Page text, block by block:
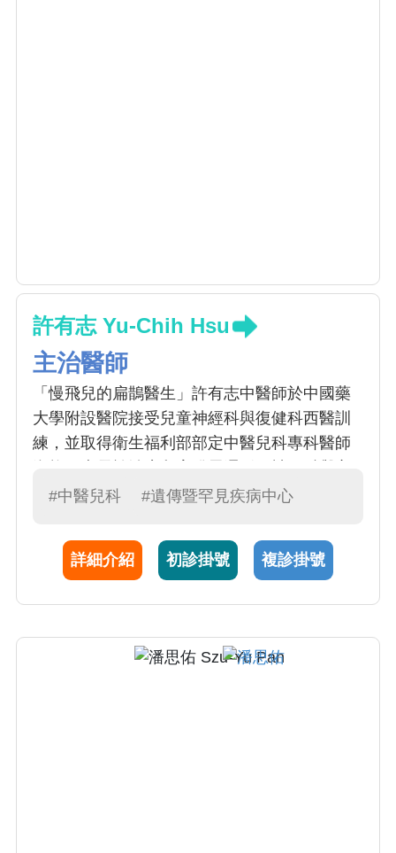
許有志 Yu-Chih Hsu
主治醫師
「慢飛兒的扁鵲醫生」許有志中醫師於中國藥
大學附設醫院接受兒童神經科與復健科西醫訓
練，並取得衛生福利部部定中醫兒科專科醫師
智科疾病。許有志中醫師針對發展遲緩兒童獨
畫)，透過口服中藥、傳統針灸、雷射針灸、小
兒推拿、穴位敷貼、中藥藥浴六大中醫治療方
病照護計畫」的協同主持人之一，透過將中醫
療法加入罕見疾病孩童的照護中，提供罕病孩
#中醫兒科 #遺傳暨罕見疾病中心
詳細介紹 初診掛號 複診掛號